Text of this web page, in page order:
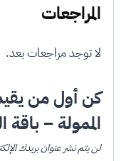
المراجعات
لا توجد مراجعات بعد.
كن أول من يقيم
الممولة – باقة
لن يتم نشر عنوان بريدك